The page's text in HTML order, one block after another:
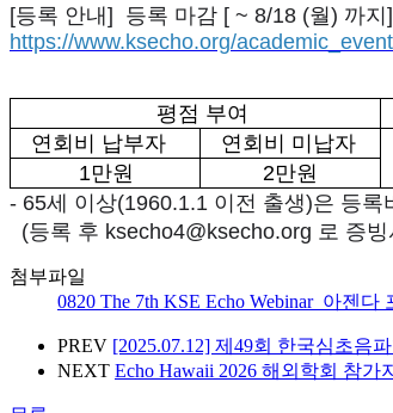
[등록 안내] 등록 마감 [ ~ 8/18 (월) 까지]
https://www.ksecho.org/
평점 부여
연회비 납부자
연회비 미납자
1만원 2만원
- 65세 이상(1960.1.1 이전 출생)은 등
(등록 후 ksecho4@ksecho.org 로 증
첨부파일
0820 The 7th KSE Echo Webinar_아젠
PREV [2025.07.12] 제49회 한국심초음
NEXT Echo Hawaii 2026 해외학회 참가